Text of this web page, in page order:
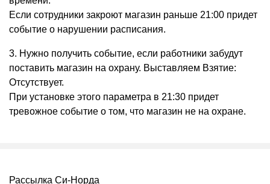
Если сотрудники закроют магазин раньше 21:00 придет
событие о нарушении расписания.
3. Нужно получить событие, если работники забудут
поставить магазин на охрану. Выставляем Взятие:
Отсутствует.
При установке этого параметра в 21:30 придет
тревожное событие о том, что магазин не на охране.
Рассылка Си-Норда